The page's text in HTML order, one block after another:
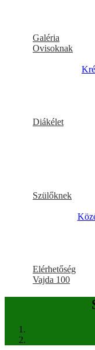
Galéria
Ovisoknak
Diákélet
Szülőknek
Elérhetőség
Vajda 100